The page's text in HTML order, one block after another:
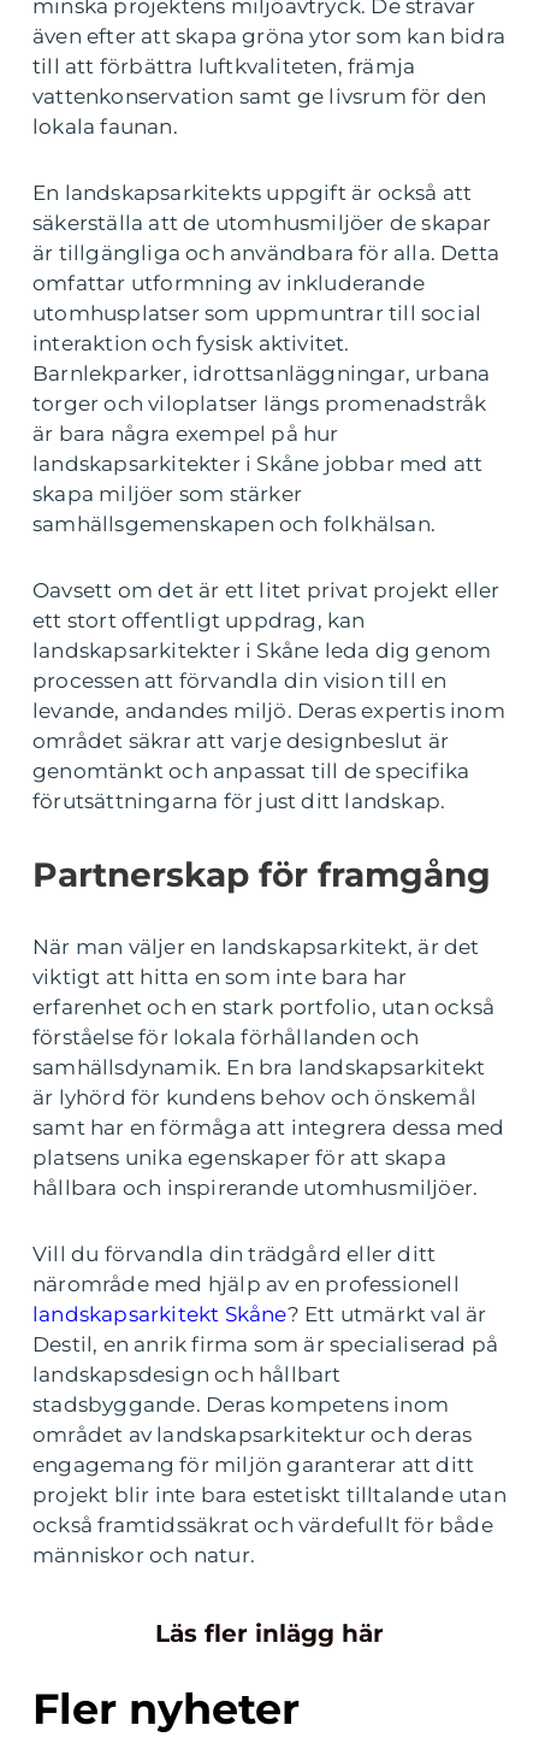
minska projektens miljöavtryck. De strävar
även efter att skapa gröna ytor som kan bidra
till att förbättra luftkvaliteten, främja
vattenkonservation samt ge livsrum för den
lokala faunan.
En landskapsarkitekts uppgift är också att
säkerställa att de utomhusmiljöer de skapar
är tillgängliga och användbara för alla. Detta
omfattar utformning av inkluderande
utomhusplatser som uppmuntrar till social
interaktion och fysisk aktivitet.
Barnlekparker, idrottsanläggningar, urbana
torger och viloplatser längs promenadstråk
är bara några exempel på hur
landskapsarkitekter i Skåne jobbar med att
skapa miljöer som stärker
samhällsgemenskapen och folkhälsan.
Oavsett om det är ett litet privat projekt eller
ett stort offentligt uppdrag, kan
landskapsarkitekter i Skåne leda dig genom
processen att förvandla din vision till en
levande, andandes miljö. Deras expertis inom
området säkrar att varje designbeslut är
genomtänkt och anpassat till de specifika
förutsättningarna för just ditt landskap.
Partnerskap för framgång
När man väljer en landskapsarkitekt, är det
viktigt att hitta en som inte bara har
erfarenhet och en stark portfolio, utan också
förståelse för lokala förhållanden och
samhällsdynamik. En bra landskapsarkitekt
är lyhörd för kundens behov och önskemål
samt har en förmåga att integrera dessa med
platsens unika egenskaper för att skapa
hållbara och inspirerande utomhusmiljöer.
Vill du förvandla din trädgård eller ditt
närområde med hjälp av en professionell
landskapsarkitekt Skåne? Ett utmärkt val är
Destil, en anrik firma som är specialiserad på
landskapsdesign och hållbart
stadsbyggande. Deras kompetens inom
området av landskapsarkitektur och deras
engagemang för miljön garanterar att ditt
projekt blir inte bara estetiskt tilltalande utan
också framtidssäkrat och värdefullt för både
människor och natur.
Läs fler inlägg här
Fler nyheter